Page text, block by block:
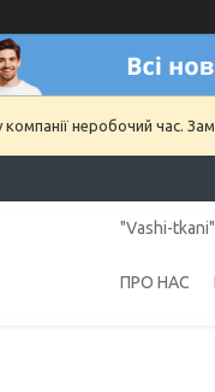
компанії неробочий час.
"Vashi-
ПРО НАС